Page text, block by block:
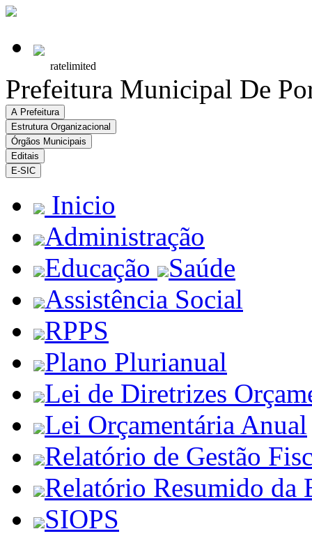
Prefeitura Municipal De
A Prefeitura
Estrutura Organizacional
Órgãos Municipais
Editais
E-SIC
Inicio
Administração
Educação
Saúde
Assistência Social
RPPS
Plano Plurianual
Lei de Diretrizes
Lei Orçamentária Anual
Relatório de Gestão
Relatório Resumido da
SIOPS